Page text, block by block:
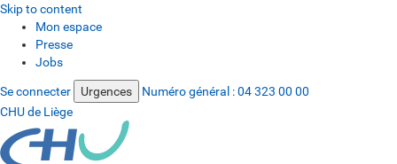
Skip to content
Mon espace
Presse
Jobs
Se connecter Urgences Numéro général :04 323 00 00
CHU de Liège